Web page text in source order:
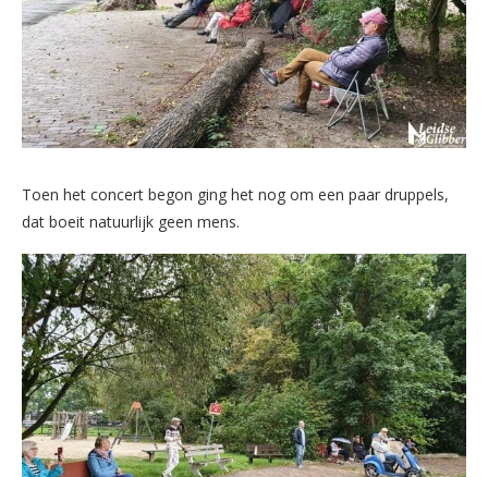
Toen het concert begon ging het nog om een paar druppels,
dat boeit natuurlijk geen mens.